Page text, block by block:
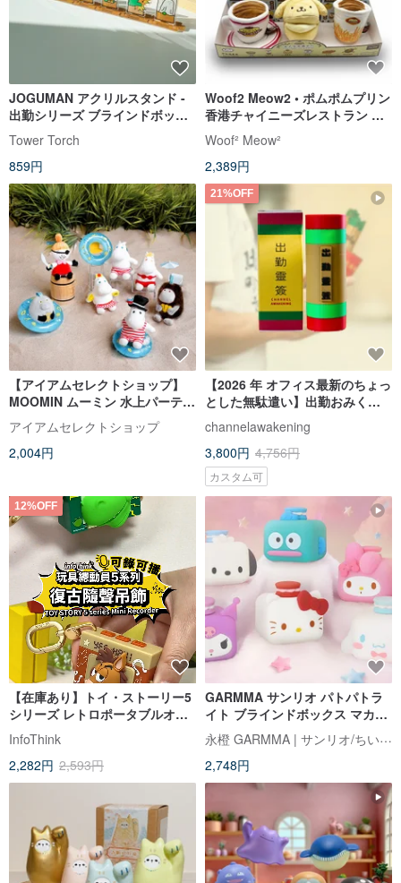
JOGUMAN アクリルスタンド -
出勤シリーズ ブラインドボック
ス（全 7 種ランダム出荷）
Tower Torch
859円
Woof2 Meow2 • ポムポムプリン
香港チャイニーズレストラン ペ
ット＆オーナー兼用おもちゃブ
ラインドボックス
Woof² Meow²
2,389円
【アイアムセレクトショップ】
MOOMIN ムーミン 水上パーティ
ー 80周年記念キャラクターブラ
インドボックス ミニチャーム
アイアムセレクトショップ
2,004円
21%OFF
【2026 年 オフィス最新のちょっ
とした無駄遣い】出勤おみくじ
ブラインドボックス 香港おもし
ろ語句 カスタマイズ可能
channelawakening
3,800円 4,756円
カスタム可
12%OFF
【在庫あり】トイ・ストーリー5
シリーズ レトロポータブルオー
ナメント ブラインドボックス ラ
ンダム出荷
InfoThink
2,282円 2,593円
GARMMA サンリオ パトパトラ
イト ブラインドボックス マカロ
ンシリーズ 小箱
永橙 GARMMA | サンリオ/ちいかわ/もふさんど/クレヨンしんちゃん 台湾正規ストア
2,748円